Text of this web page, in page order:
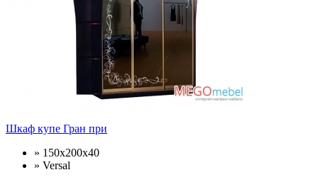
Шкаф купе Гран при
» 150x200x40
» Versal